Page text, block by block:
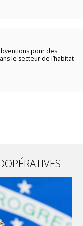
pour des
le secteur de l’habitat